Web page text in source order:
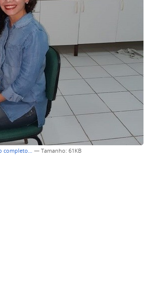
completo… —Tamanho: 61KB